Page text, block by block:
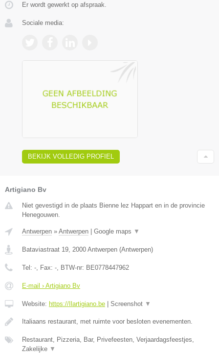
Er wordt gewerkt op afspraak.
Sociale media:
BEKIJK VOLLEDIG PROFIEL
Artigiano Bv
Niet gevestigd in de plaats Bienne lez Happart en in de provincie
Henegouwen.
Antwerpen » Antwerpen | Google maps ▼
Bataviastraat 19 2000 Antwerpen (Antwerpen)
Tel: - , Fax: - , BTW-nr: BE0778447962
E-mail › Artigiano Bv
Website: https://Ilartigiano.be | Screenshot ▼
Italiaans restaurant, met ruimte voor besloten evenementen.
Restaurant, Pizzeria, Bar, Privefeesten, Verjaardagsfeestjes,
Zakelijke ▼